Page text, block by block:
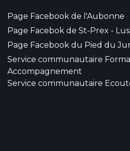
Page Facebook de l'Aubonne
Page Facebok de St-Prex -
Page Facebook du Pied du
Service communautaire
Accompagnement
Service communautaire